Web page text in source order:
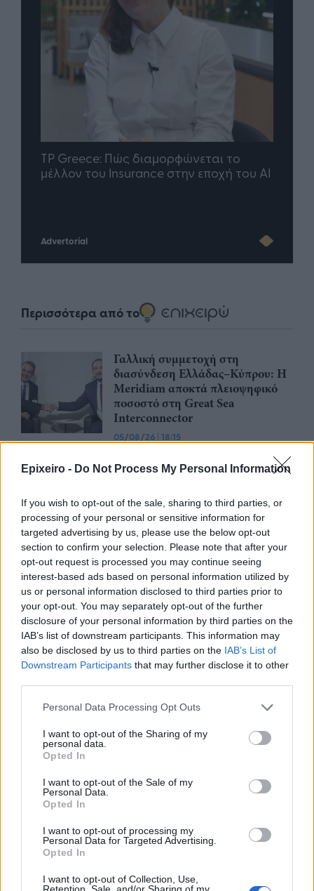
Epixeiro - Do Not Process My Personal Information
If you wish to opt-out of the sale, sharing to third parties, or
processing of your personal or sensitive information for
targeted advertising by us, please use the below opt-out
section to confirm your selection. Please note that after your
opt-out request is processed you may continue seeing
interest-based ads based on personal information utilized by
us or personal information disclosed to third parties prior to
your opt-out. You may separately opt-out of the further
disclosure of your personal information by third parties on the
IAB’s list of downstream participants. This information may
also be disclosed by us to third parties on the IAB’s List of
Downstream Participants that may further disclose it to other
Personal Data Processing Opt Outs
I want to opt-out of the Sharing of my
personal data.
Opted In
I want to opt-out of the Sale of my
Personal Data.
Opted In
I want to opt-out of processing my
Personal Data for Targeted Advertising.
Opted In
I want to opt-out of Collection, Use,
Retention, Sale, and/or Sharing of my
TP Greece: Πώς διαμορφώνεται το
μέλλον του Insurance στην εποχή του AI
Advertorial
Περισσότερα από το
Γαλλική συμμετοχή στη
διασύνδεση Ελλάδας–Κύπρου: Η
Meridiam αποκτά πλειοψηφικό
ποσοστό στη Great Sea
Interconnector
05/08/26 | 18:15
Θεοδωρικάκος: Στο ΕΠΑ του
Υπουργείου Ανάπτυξης η
05/08/26|17:19
Κρίσιμης σημασίας συμφωνία για
την Great Sea Interconnector και
την ηλεκτρική σύνδεση Ελλάδας-
Κύπρου
05/08/26|17:09
Εξωδικαστικός Μηχανισμός: Οι
ρυθμίσεις οφειλών ξεπέρασαν τα
20 δισ. ευρώ
Αποκλιμάκωση τιμών στα σούπερ
πρωτοβουλία μειώσεων
Ο Δ. Μαρκόπουλος
πραγματοποίησε συνάντηση με
05/08/26|12:25